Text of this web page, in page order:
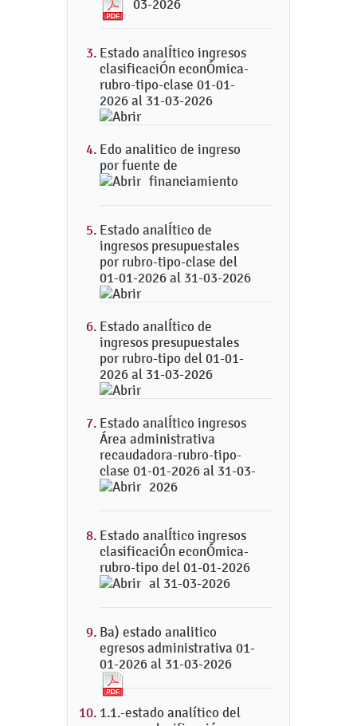
03-2026
Estado analÍtico ingresos
clasificaciÓn econÓmica-
rubro-tipo-clase 01-01-
2026 al 31-03-2026
Edo analitico de ingreso
por fuente de
financiamiento
Estado analÍtico de
ingresos presupuestales
por rubro-tipo-clase del
01-01-2026 al 31-03-2026
Estado analÍtico de
ingresos presupuestales
por rubro-tipo del 01-01-
2026 al 31-03-2026
Estado analÍtico ingresos
Área administrativa
recaudadora-rubro-tipo-
clase 01-01-2026 al 31-03-
2026
Estado analÍtico ingresos
clasificaciÓn econÓmica-
rubro-tipo del 01-01-2026
al 31-03-2026
Ba) estado analitico
egresos administrativa 01-
01-2026 al 31-03-2026
1.1.-estado analítico del